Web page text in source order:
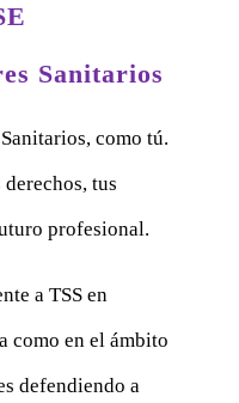
Sanitarios
como tú.
tus
profesional.
a TSS en
como en el ámbito
defendiendo a